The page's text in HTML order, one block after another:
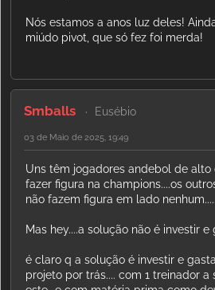
Nós estamos a anos luz deles!
miúdo pivot, que só fez foi merda!
Smballs Eusébio
03 de Maio de 2025, 19:49
Uns têm jogadores andebol de alto
fazer figura na champions....os
não fazem figura em lado nenhum.....
Mas hey....a solução não é investir e
é claro q a solução é investir e
projeto por trás.... com 1 treinador